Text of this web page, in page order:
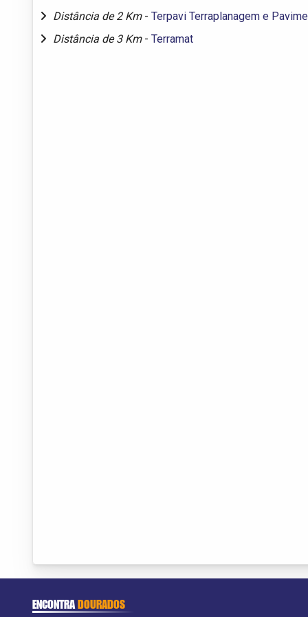
Distância de 2 Km - Terpavi Terraplanagem e
Distância de 3 Km - Terramat
ENCONTRADOURADOS